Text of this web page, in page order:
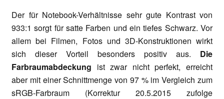
Der für Notebook-Verhältnisse sehr gute Kontrast von
933:1 sorgt für satte Farben und ein tiefes Schwarz. Vor
allem bei Filmen, Fotos und 3D-Konstruktionen wirkt
sich dieser Vorteil besonders positiv aus. Die
Farbraumabdeckung ist zwar nicht perfekt, erreicht
aber mit einer Schnittmenge von 97 % im Vergleich zum
sRGB-Farbraum (Korrektur 20.5.2015 zufolge